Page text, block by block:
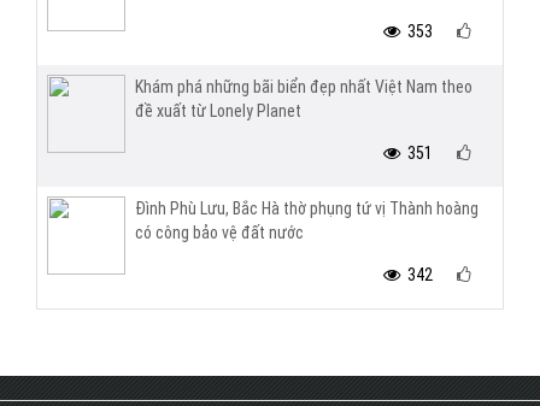
353
Khám phá những bãi biển đẹp nhất Việt Nam theo
đề xuất từ Lonely Planet
351
Đình Phù Lưu, Bắc Hà thờ phụng tứ vị Thành hoàng
có công bảo vệ đất nước
342